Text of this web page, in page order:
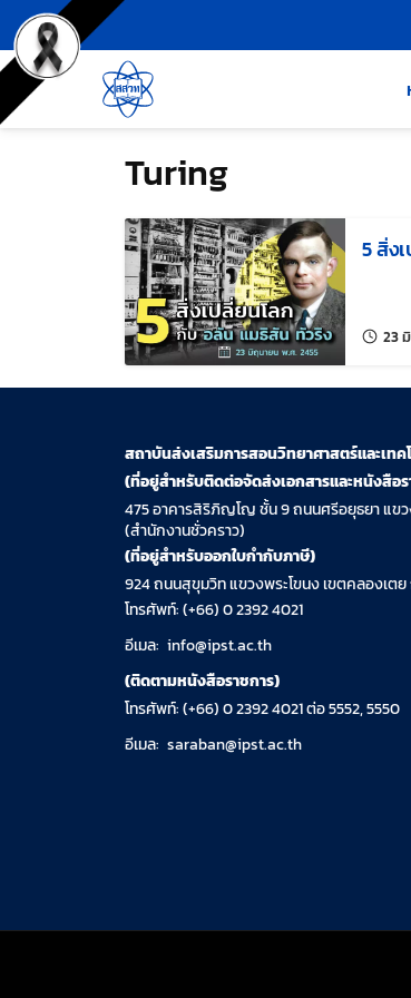
ข้ามไปยังเนื้อหาหลัก
เครื่องมือช่วยเหลือ
Turing
5 สิ่ง
23
สถาบันส่งเสริมการสอนวิทยาศาสตร์และเทค
(ที่อยู่สำหรับติดต่อจัดส่งเอกสารและหนังสือร
475 อาคารสิริภิญโญ ชั้น 9 ถนนศรีอยุธยา แข
(สำนักงานชั่วคราว)
(ที่อยู่สำหรับออกใบกำกับภาษี)
924 ถนนสุขุมวิท แขวงพระโขนง เขตคลองเตย
โทรศัพท์: (+66) 0 2392 4021
อีเมล: info@ipst.ac.th
(ติดตามหนังสือราชการ)
โทรศัพท์: (+66) 0 2392 4021 ต่อ 5552, 5550
อีเมล: saraban@ipst.ac.th